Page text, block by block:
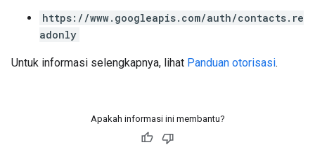
https://www.googleapis.com/auth/contacts.re
adonly
Untuk informasi selengkapnya, lihat Panduan otorisasi.
Apakah informasi ini membantu?